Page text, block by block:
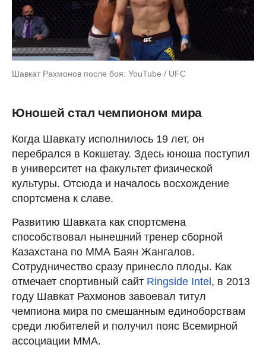
Шавкат Рахмонов после боя: YouTube / UFC
Юношей стал чемпионом мира
Когда Шавкату исполнилось 19 лет, он
перебрался в Кокшетау. Здесь юноша поступил
в университет на факультет физической
культуры. Отсюда и началось восхождение
спортсмена к славе.
Развитию Шавката как спортсмена
способствовал нынешний тренер сборной
Казахстана по ММА Баян Жангалов.
Сотрудничество сразу принесло плоды. Как
отмечает спортивный сайт Ringside Intel , в 2013
году Шавкат Рахмонов завоевал титул
чемпиона мира по смешанным единоборствам
среди любителей и получил пояс Всемирной
ассоциации ММА.